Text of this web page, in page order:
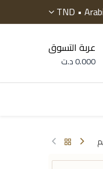
TND
عربة التسوق
0.000د.ت